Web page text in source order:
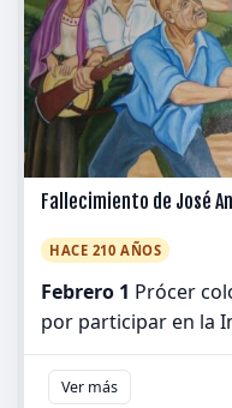
Fallecimiento de José
HACE 210 AÑOS
Febrero 1 Prócer
por participar en la
Ver más